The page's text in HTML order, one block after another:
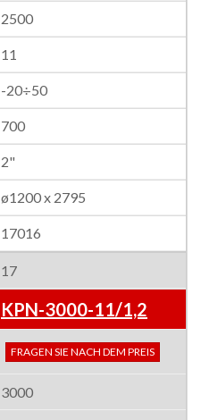
2500
11
-20÷50
700
2"
ø1200 x 2795
17016
17
KPN-3000-11/1,2
FRAGEN SIE NACH DEM PREIS
3000